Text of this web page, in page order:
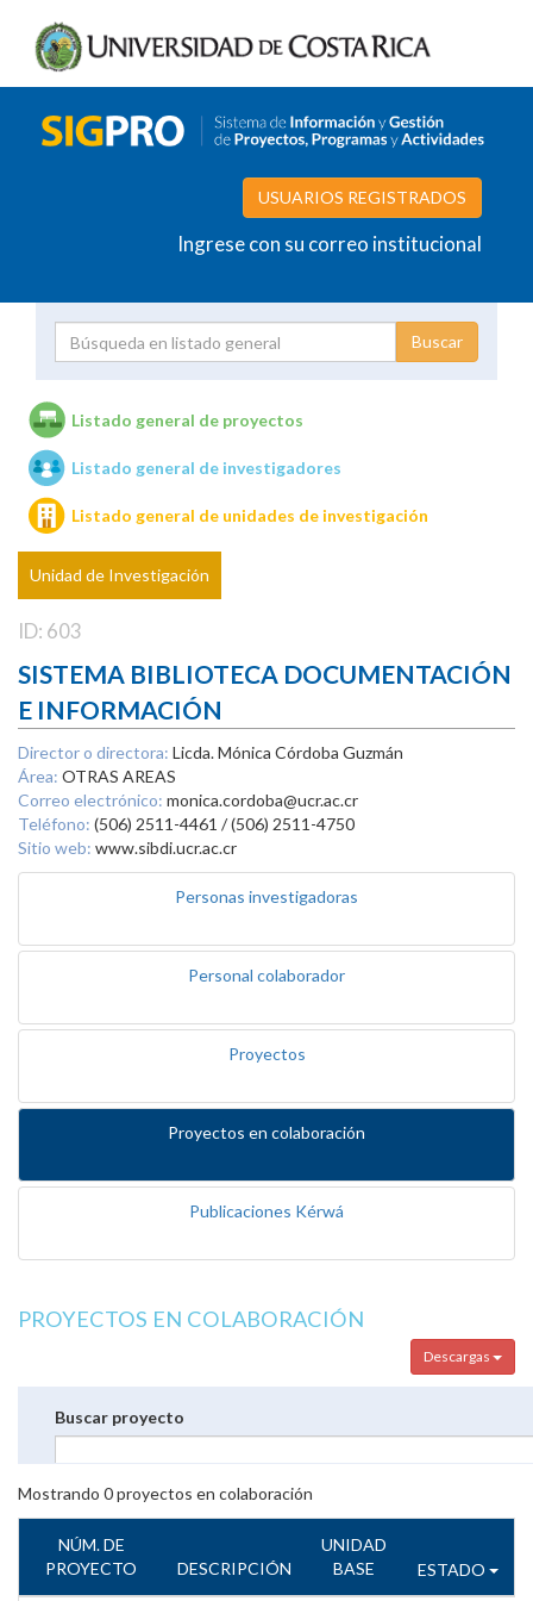
USUARIOS REGISTRADOS
Ingrese con su correo institucional
Unidades de investigación
Listado general de proyectos
Listado general de investigadores
Listado general de unidades de investigación
Unidad de Investigación
ID: 603
SISTEMA BIBLIOTECA DOCUMENTACIÓN
E INFORMACIÓN
Director o directora: Licda. Mónica Córdoba Guzmán
Área: OTRAS AREAS
Correo electrónico: monica.cordoba@ucr.ac.cr
Teléfono: (506) 2511-4461 / (506) 2511-4750
Sitio web: www.sibdi.ucr.ac.cr
Personas investigadoras
Personal colaborador
Proyectos
Proyectos en colaboración
Publicaciones Kérwá
PROYECTOS EN COLABORACIÓN
Descargas
Buscar proyecto
Mostrando 0proyectos en colaboración
NÚM. DE
PROYECTO
DESCRIPCIÓN
UNIDAD
BASE
ESTADO